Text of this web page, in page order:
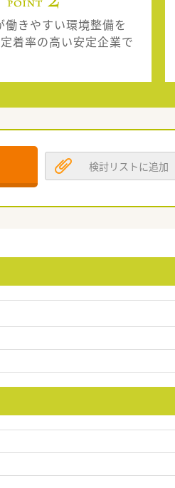
働きやすい環境整備を
着率の高い安定企業で
検討リストに追加